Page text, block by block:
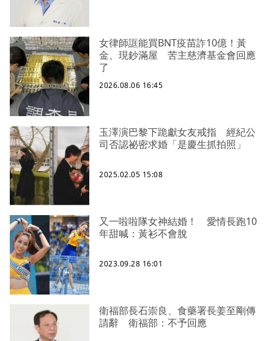
女律師誆能買BNT疫苗詐10億！黃
金、現鈔滿屋 苦主慈濟基金會回應
了
2026.08.06 16:45
玉澤演巴黎下跪獻女友戒指 經紀公
司否認祕密求婚「是慶生抓拍照」
2025.02.05 15:08
又一啦啦隊女神結婚！ 愛情長跑10
年甜喊：黃衫不會脫
2023.09.28 16:01
衛福部長石崇良、食藥署長姜至剛傳
請辭 衛福部：不予回應